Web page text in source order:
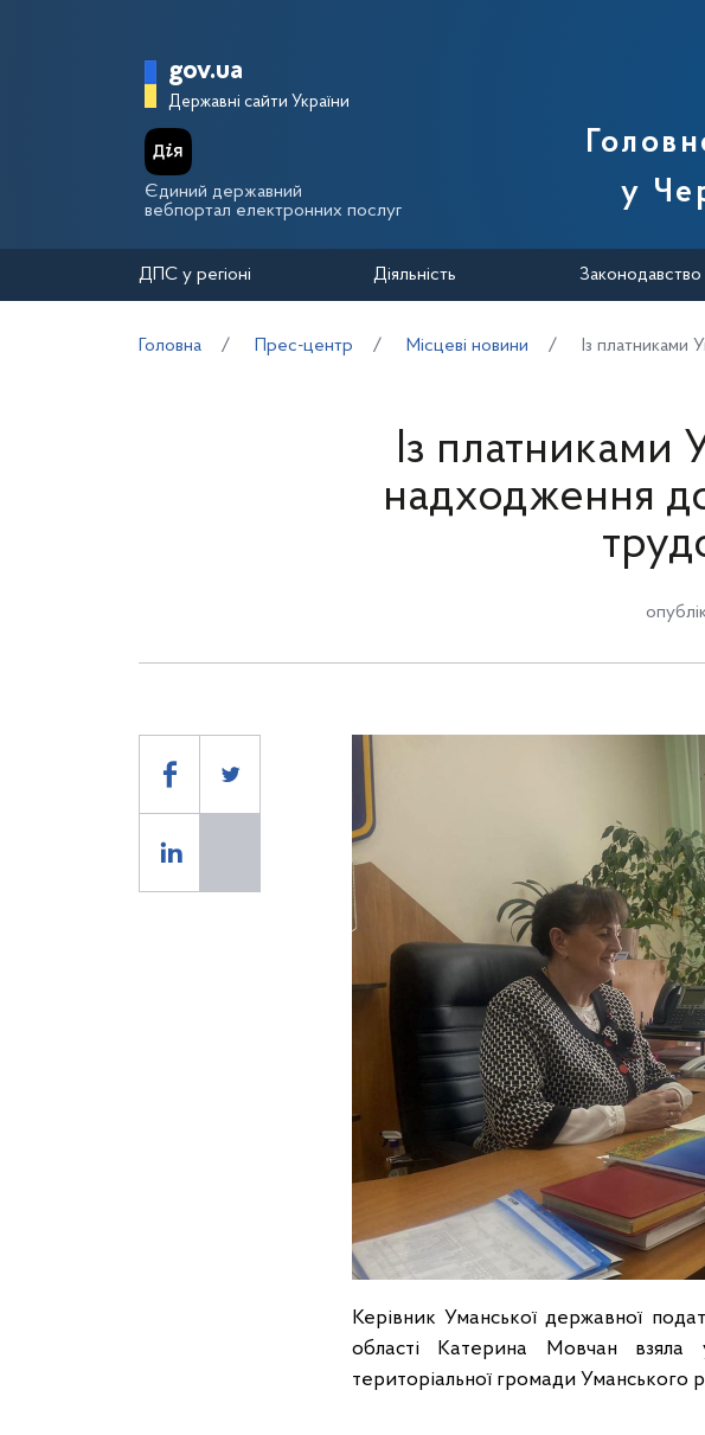
Головна сторінка Державної
gov.ua
Державні сайти України
Єдиний державний
вебпортал електронних послуг
у
ДПС у регіоні Діяльність Законодавство
Головна Прес-центр Місцеві новини Із платниками
Із платниками
надходження
Керівник Уманської державної
області Катерина Мовчан взяла
територіальної громади Уманського